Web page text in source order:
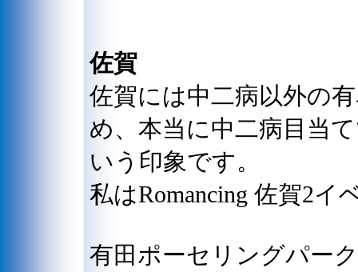
佐賀
佐賀には中二病以外の
め、本当に中二病目当
いう印象です。
私はRomancing 佐賀2
有田ポーセリングパー